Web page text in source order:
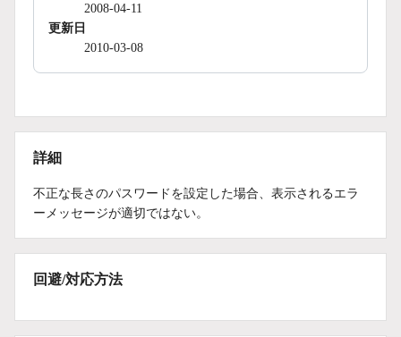
2008-04-11
更新日
2010-03-08
詳細
不正な長さのパスワードを設定した場合、表示されるエラ
ーメッセージが適切ではない。
回避/対応方法